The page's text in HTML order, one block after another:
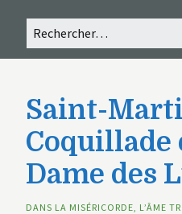
Saint-
Coquillade
Dame des
DANS LA MISÉRICORDE, L’ÂME